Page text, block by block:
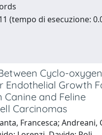
(tempo di esecuzione:
Cyclo-
Endothelial Growth
Canine and Feline
Carcinomas
Francesca; Andreani,